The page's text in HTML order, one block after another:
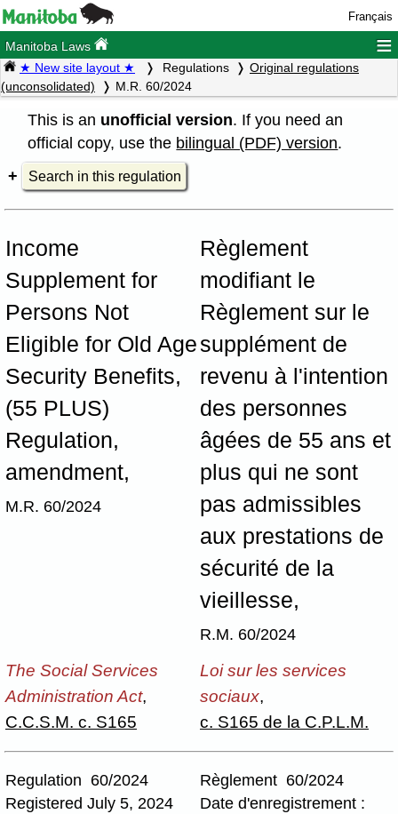
Français
Manitoba Laws ≡
★ New site layout ★ Regulations
Original regulations
(unconsolidated)
M.R. 60/2024
This is an unofficial version. If you need an
official copy, use the bilingual (PDF) version.
Search in this regulation
Income
Supplement for
Persons Not
Eligible for Old Age
Security Benefits,
(55 PLUS)
Regulation,
amendment,
M.R. 60/2024
Règlement
modifiant le
Règlement sur le
supplément de
revenu à l'intention
des personnes
âgées de 55 ans et
plus qui ne sont
pas admissibles
aux prestations de
sécurité de la
vieillesse,
R.M. 60/2024
The Social Services
Administration Act,
C.C.S.M. c. S165
Loi sur les services
sociaux,
c. S165 de la C.P.L.M.
Regulation 60/2024
Registered July 5, 2024
Règlement 60/2024
Date d'enregistrement :